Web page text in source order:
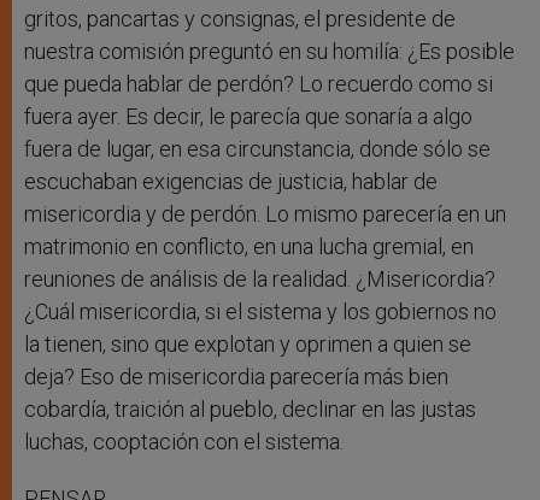
gritos, pancartas y consignas, el presidente de
nuestra comisión preguntó en su homilía: ¿Es posible
que pueda hablar de perdón? Lo recuerdo como si
fuera ayer. Es decir, le parecía que sonaría a algo
fuera de lugar, en esa circunstancia, donde sólo se
escuchaban exigencias de justicia, hablar de
misericordia y de perdón. Lo mismo parecería en un
matrimonio en conflicto, en una lucha gremial, en
reuniones de análisis de la realidad. ¿Misericordia?
¿Cuál misericordia, si el sistema y los gobiernos no
la tienen, sino que explotan y oprimen a quien se
deja? Eso de misericordia parecería más bien
cobardía, traición al pueblo, declinar en las justas
luchas, cooptación con el sistema.